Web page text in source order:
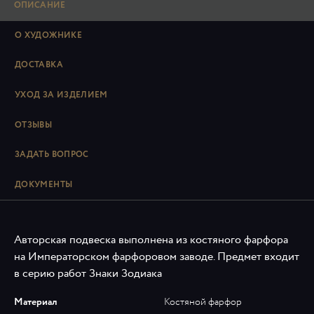
ОПИСАНИЕ
О ХУДОЖНИКЕ
ДОСТАВКА
УХОД ЗА ИЗДЕЛИЕМ
ОТЗЫВЫ
ЗАДАТЬ ВОПРОС
ДОКУМЕНТЫ
Авторская подвеска выполнена из костяного фарфора
на Императорском фарфоровом заводе. Предмет входит
в серию работ Знаки Зодиака
Материал Костяной фарфор